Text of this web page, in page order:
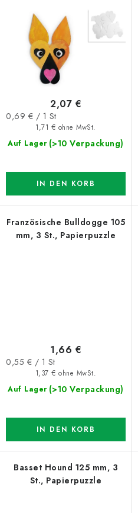
Auf Lager (>10 Verpackung)
1,71 € ohne MwSt.
2,07 €
Verkaufspreis:
0,69 € / 1 St
IN DEN KORB
Französische Bulldogge 105
mm, 3 St., Papierpuzzle
Auf Lager (>10 Verpackung)
1,37 € ohne MwSt.
1,66 €
Verkaufspreis:
0,55 € / 1 St
IN DEN KORB
Basset Hound 125 mm, 3
St., Papierpuzzle